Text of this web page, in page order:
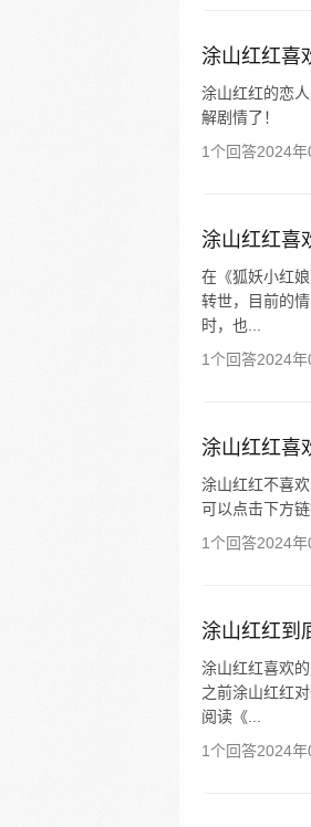
涂山红红喜
涂山红红的恋
解剧情了！
1个回答2024
涂山红红喜
在《狐妖小红
转世，目前的
时，也...
1个回答2024
涂山红红喜
涂山红红不喜
可以点击下方
1个回答2024
涂山红红到
涂山红红喜欢
之前涂山红红
阅读《...
1个回答2024